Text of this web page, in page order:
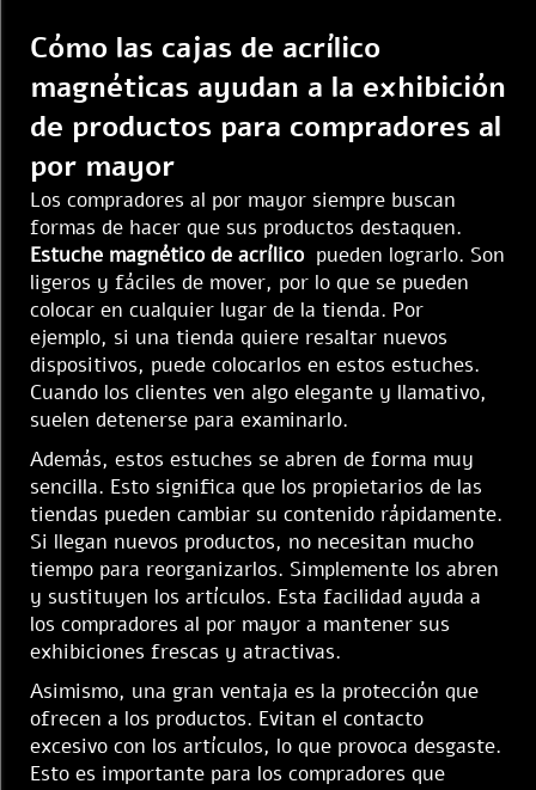
Cómo las cajas de acrílico
magnéticas ayudan a la exhibición
de productos para compradores al
por mayor
Los compradores al por mayor siempre buscan
formas de hacer que sus productos destaquen.
Estuche magnético de acrílico pueden lograrlo. Son
ligeros y fáciles de mover, por lo que se pueden
colocar en cualquier lugar de la tienda. Por
ejemplo, si una tienda quiere resaltar nuevos
dispositivos, puede colocarlos en estos estuches.
Cuando los clientes ven algo elegante y llamativo,
suelen detenerse para examinarlo.
Además, estos estuches se abren de forma muy
sencilla. Esto significa que los propietarios de las
tiendas pueden cambiar su contenido rápidamente.
Si llegan nuevos productos, no necesitan mucho
tiempo para reorganizarlos. Simplemente los abren
y sustituyen los artículos. Esta facilidad ayuda a
los compradores al por mayor a mantener sus
exhibiciones frescas y atractivas.
Asimismo, una gran ventaja es la protección que
ofrecen a los productos. Evitan el contacto
excesivo con los artículos, lo que provoca desgaste.
Esto es importante para los compradores que